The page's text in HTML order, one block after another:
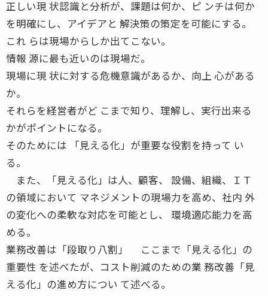
正しい現 状認識と分析が、課題は何か、ピ ンチは何か
を明確にし、アイデアと 解決策の策定を可能にする。
これ らは現場からしか出てこない。
情報 源に最も近いのは現場だ。
現場に現 状に対する危機意識があるか、向上 心がある
か。
それらを経営者がど こまで知り、理解し、実行出来る
かがポイントになる。
そのためには 「見える化」が重要な役割を持って い
る。
また、「見える化」は人、顧客、 設備、組織、ＩＴ
の領域において マネジメントの現場力を高め、社内 外
の変化への柔軟な対応を可能とし、 環境適応能力を高
める。
業務改善は「段取り八割」 ここまで「見える化」の
重要性 を述べたが、コスト削減のための業 務改善「見
える化」の進め方につい て述べる。